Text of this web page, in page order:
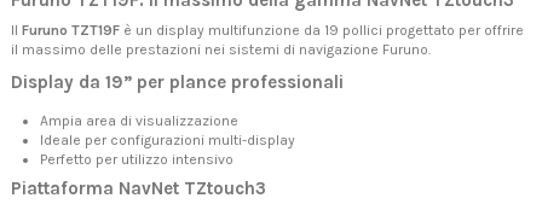
Il Furuno TZT19F è un display multifunzione da 19 pollici progettato per offrire
il massimo delle prestazioni nei sistemi di navigazione Furuno.
Display da 19” per plance professionali
Ampia area di visualizzazione
Ideale per configurazioni multi-display
Perfetto per utilizzo intensivo
Piattaforma NavNet TZtouch3